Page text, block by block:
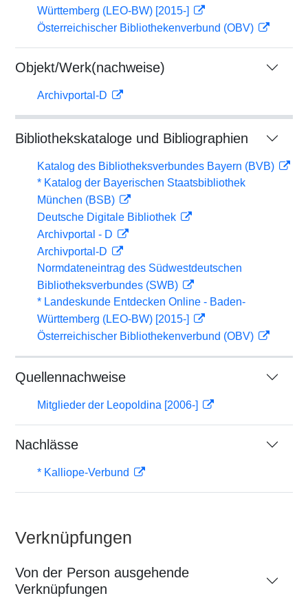
Württemberg (LEO-BW) [2015-]
Österreichischer Bibliothekenverbund (OBV)
Objekt/Werk(nachweise)
Archivportal-D
Bibliothekskataloge und Bibliographien
Katalog des Bibliotheksverbundes Bayern (BVB)
* Katalog der Bayerischen Staatsbibliothek
München (BSB)
Deutsche Digitale Bibliothek
Archivportal - D
Archivportal-D
Normdateneintrag des Südwestdeutschen
Bibliotheksverbundes (SWB)
* Landeskunde Entdecken Online - Baden-
Württemberg (LEO-BW) [2015-]
Österreichischer Bibliothekenverbund (OBV)
Quellennachweise
Mitglieder der Leopoldina [2006-]
Nachlässe
* Kalliope-Verbund
Verknüpfungen
Von der Person ausgehende
Verknüpfungen